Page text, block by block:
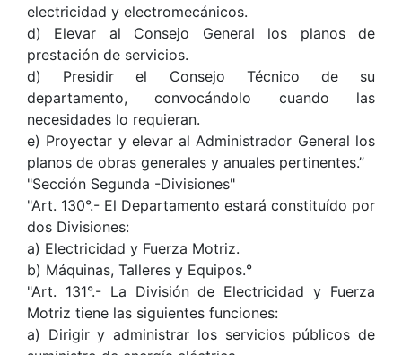
electricidad y electromecánicos.
d) Elevar al Consejo General los planos de
prestación de servicios.
d) Presidir el Consejo Técnico de su
departamento, convocándolo cuando las
necesidades lo requieran.
e) Proyectar y elevar al Administrador General los
planos de obras generales y anuales pertinentes.”
"Sección Segunda -Divisiones"
"Art. 130°.- El Departamento estará constituído por
dos Divisiones:
a) Electricidad y Fuerza Motriz.
b) Máquinas, Talleres y Equipos.°
"Art. 131°.- La División de Electricidad y Fuerza
Motriz tiene las siguientes funciones:
a) Dirigir y administrar los servicios públicos de